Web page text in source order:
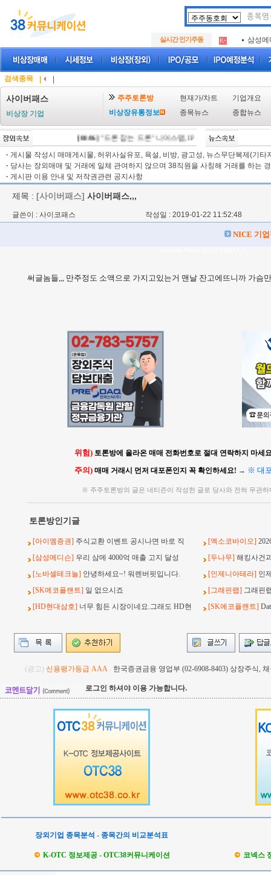
실시간 인기주동
.
아크로
삼성메
.
아크로
.
아하
검색종목
사이버패스
비상장 기업
주주토론방 현재가/차트
기업개요
비상장유통정보
종목뉴스 종합뉴스
[08/06]"드론 잡는 드론" 니어스랩, IPO 시동 "2029년 방공망
· 게시물 작성시 매매게시물, 허위사실유포, 욕설, 비방, 광고성, 뉴스무단복제(기타
· 당사는 장외매매 및 거래에 일체 관여하지 않으며 38직원을 사칭해 거래를 하는
· 게시판 이용 안내 및 저작권관련 공지사항
제목 : [사이버패스] 사이버패스,,,
글쓴이 : 사이코패스 작성일 : 2019-01-22 11:52:48
NICE 기
써글놈들,,, 만주정도 소액으로 가지고있는거 맨날 잔고에뜨니까 가슴
위험) 토론방에 올라온 매매 전화번호로 절대 연락하지 마세
주의) 매매 거래시 먼저 대포폰인지 꼭 확인하세요! → ※ 대
※ 주주토론방의 글은 네티즌이 작성한 글로 당사와 전혀 무관
토론방인기글
[아이엠증권] 주식교환 이벤트 공시나면 바로 직 [엑소코바이오]
[삼성메디슨] 우리 삼메 4000억 매출 고지 달성 [두나무] 해킹사건
[노바셀테크놀] 안녕하세요~! 워렌버핏입니다. [인제니아테라] 인
[SK에코플랜트] 일 없으시죠 [그래핀랩] 그래핀
[HD현대삼호] 너무 힘든 시장이네요.그래도 HD현 [SK에코플랜트]
(광고) 신용평가등급 AAA 한국증권금융 영업부 (02-6908-8403) 상장주식,
로그인 하셔야 이용 가능합니다.
장외기업 종목분석 - 종목간의 비교분석표
K-OTC 정보제공 - OTC38커뮤니케이션 코넥스